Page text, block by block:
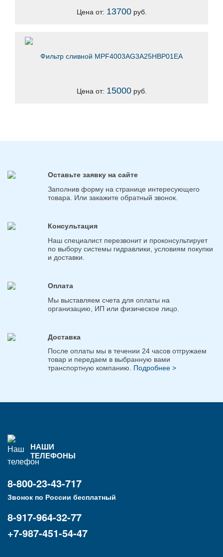
Цена от: 13700руб.
Фильтр сливной MPF4003AG3A25HBP01EA
Цена от: 15000руб.
Оставьте заявку на сайте
Заполнив форму на странице интересующего
товара. Или закажите обратный звонок.
Консультация
Наш специалист перезвонит и проконсультирует
по выбору системы гидравлики, условиям покупки
и доставки.
Оплата
Мы выставляем счета для оплаты на
организацию, ИП или физическое лицо.
Доставка
После оплаты мы в течении 24 часов отгружаем
товар и передаем в выбранную вами
транспортную компанию. Подробнее >
НАШИ
ТЕЛЕФОНЫ
8-800-23-43-717
Звонок по России бесплатный
8-917-964-32-77
+7-987-451-54-47